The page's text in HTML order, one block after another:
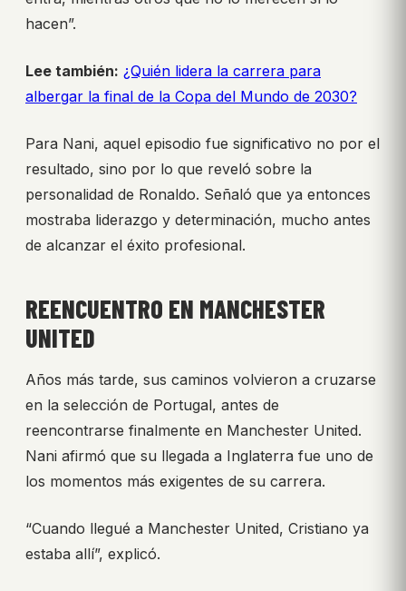
hacen”.
Lee también: ¿Quién lidera la carrera para
albergar la final de la Copa del Mundo de 2030?
Para Nani, aquel episodio fue significativo no por el
resultado, sino por lo que reveló sobre la
personalidad de Ronaldo. Señaló que ya entonces
mostraba liderazgo y determinación, mucho antes
de alcanzar el éxito profesional.
REENCUENTRO EN MANCHESTER
UNITED
Años más tarde, sus caminos volvieron a cruzarse
en la selección de Portugal, antes de
reencontrarse finalmente en Manchester United.
Nani afirmó que su llegada a Inglaterra fue uno de
los momentos más exigentes de su carrera.
“Cuando llegué a Manchester United, Cristiano ya
estaba allí”, explicó.